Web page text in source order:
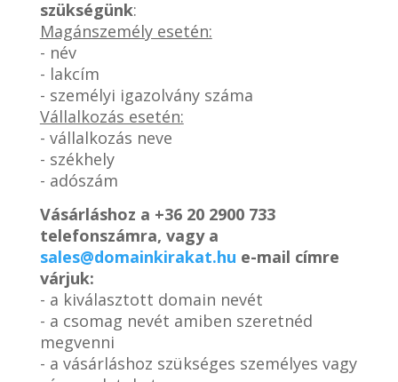
szükségünk:
Magánszemély esetén:
- név
- lakcím
- személyi igazolvány száma
Vállalkozás esetén:
- vállalkozás neve
- székhely
- adószám
Vásárláshoz a +36 20 2900 733
telefonszámra, vagy a
sales@domainkirakat.hu e-mail címre
várjuk:
- a kiválasztott domain nevét
- a csomag nevét amiben szeretnéd
megvenni
- a vásárláshoz szükséges személyes vagy